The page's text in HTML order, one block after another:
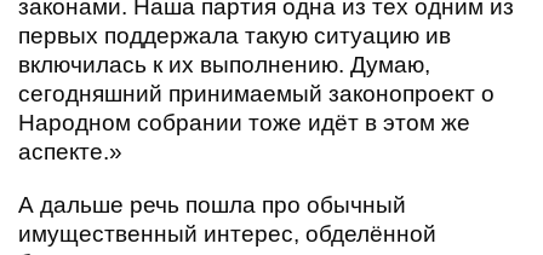
законами. Наша партия одна из тех одним из
первых поддержала такую ситуацию ив
включилась к их выполнению. Думаю,
сегодняшний принимаемый законопроект о
Народном собрании тоже идёт в этом же
аспекте.»
А дальше речь пошла про обычный
имущественный интерес, обделённой